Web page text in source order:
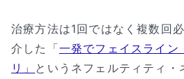
治療方法は1回ではなく複数回
介した「一発でフェイスライン
リ」 というネフェルティティ・